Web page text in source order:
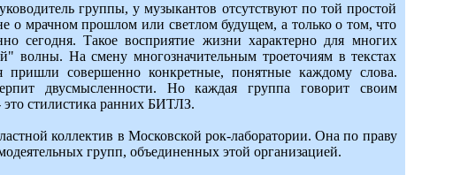
группы, у музыкантов отсутствуют по той простой
о мрачном прошлом или светлом будущем, а только о том, что
сегодня. Такое восприятие жизни характерно для многих
волны. На смену многозначительным троеточиям в текстах
пришли совершенно конкретные, понятные каждому слова.
двусмысленности. Но каждая группа говорит своим
стилистика ранних БИТЛЗ.
коллектив в Московской рок-лаборатории. Она по праву
групп, объединенных этой организацией.